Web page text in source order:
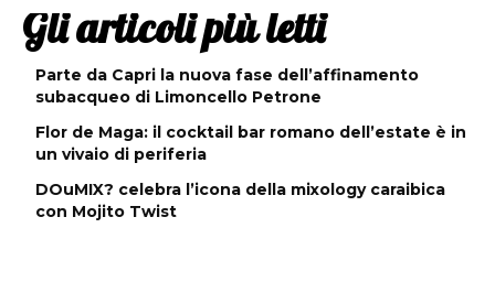
Gli articoli più letti
Parte da Capri la nuova fase dell’affinamento
subacqueo di Limoncello Petrone
Flor de Maga: il cocktail bar romano dell’estate è in
un vivaio di periferia
DOuMIX? celebra l’icona della mixology caraibica
con Mojito Twist